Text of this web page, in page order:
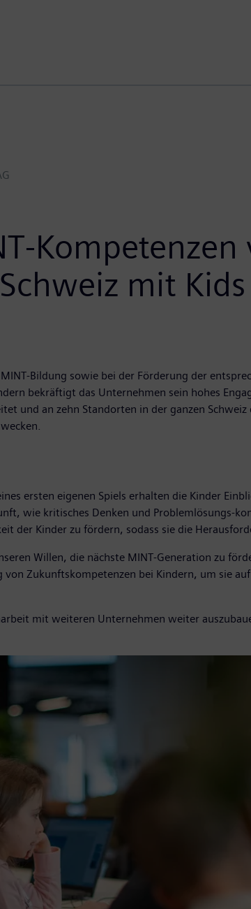
mit Kids
Bildung sowie bei der Förderung der
bekräftigt das Unternehmen sein hohes
und an zehn Standorten in der ganzen
ersten eigenen Spiels erhalten die Kinder
wie kritisches Denken und Problemlösungs-
der Kinder zu fördern, sodass sie die
Willen, die nächste MINT-Generation zu
Zukunftskompetenzen bei Kindern, um sie
mit weiteren Unternehmen weiter